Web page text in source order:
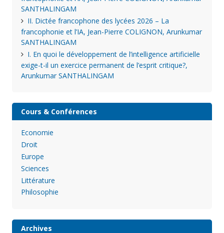
SANTHALINGAM
II. Dictée francophone des lycées 2026 – La
francophonie et l’IA, Jean-Pierre COLIGNON, Arunkumar
SANTHALINGAM
I. En quoi le développement de l’intelligence artificielle
exige-t-il un exercice permanent de l’esprit critique?,
Arunkumar SANTHALINGAM
Cours & Conférences
Economie
Droit
Europe
Sciences
Littérature
Philosophie
Archives